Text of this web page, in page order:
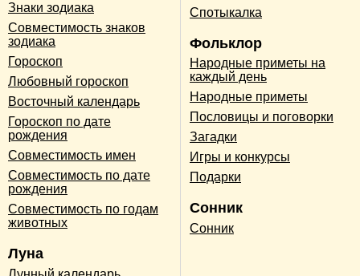
Знаки зодиака
Совместимость знаков
зодиака
Гороскоп
Любовный гороскоп
Восточный календарь
Гороскоп по дате
рождения
Совместимость имен
Совместимость по дате
рождения
Совместимость по годам
животных
Луна
Спотыкалка
Фольклор
Народные приметы на
каждый день
Народные приметы
Пословицы и поговорки
Загадки
Игры и конкурсы
Подарки
Сонник
Сонник